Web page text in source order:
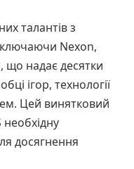
талантів з
Nexon,
що надає десятки
ігор, технології
Цей винятковий
необхідну
досягнення